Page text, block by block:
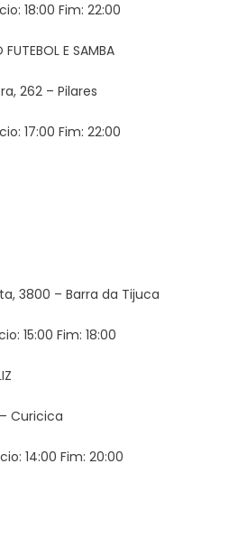
18:00 Fim: 22:00
E SAMBA
262 – Pilares
17:00 Fim: 22:00
3800 – Barra da Tijuca
15:00 Fim: 18:00
Curicica
14:00 Fim: 20:00